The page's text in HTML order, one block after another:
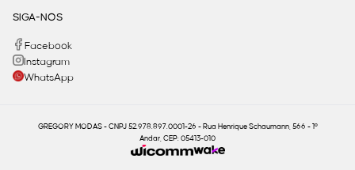
SIGA-NOS
Facebook
Instagram
WhatsApp
GREGORY MODAS - CNPJ 52.978.897.0001-26 - Rua Henrique Schaumann, 566 - 1º
Andar, CEP: 05413-010